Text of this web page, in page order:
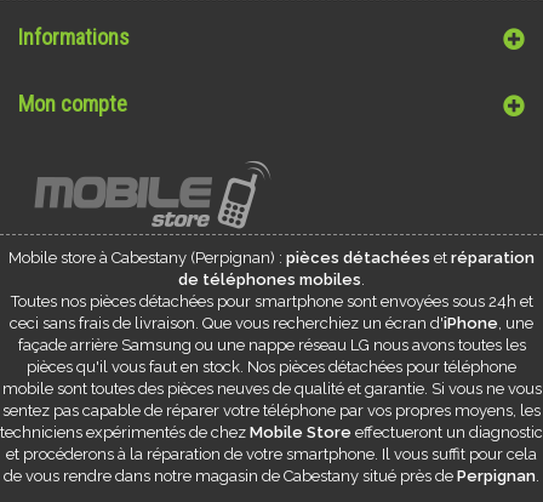
Informations
Mon compte
Mobile store à Cabestany (Perpignan) : pièces détachées et réparation
de téléphones mobiles.
Toutes nos pièces détachées pour smartphone sont envoyées sous 24h et
ceci sans frais de livraison. Que vous recherchiez un écran d'iPhone, une
façade arrière Samsung ou une nappe réseau LG nous avons toutes les
pièces qu'il vous faut en stock. Nos pièces détachées pour téléphone
mobile sont toutes des pièces neuves de qualité et garantie. Si vous ne vous
sentez pas capable de réparer votre téléphone par vos propres moyens, les
techniciens expérimentés de chez Mobile Store effectueront un diagnostic
et procéderons à la réparation de votre smartphone. Il vous suffit pour cela
de vous rendre dans notre magasin de Cabestany situé près de Perpignan.